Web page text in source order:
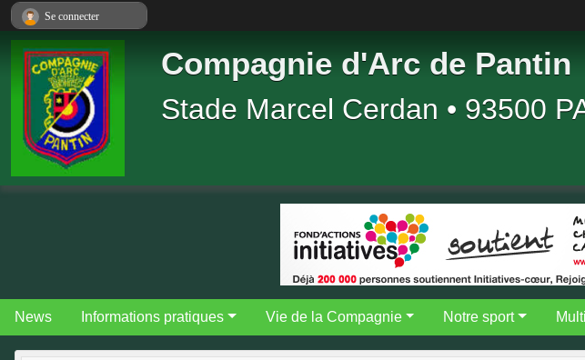
Compagnie d'Arc de Pantin
Stade Marcel Cerdan • 93500
News Informations pratiques Vie de la Compagnie Notre sport
Se connecter
Panneau de gestion des cookies